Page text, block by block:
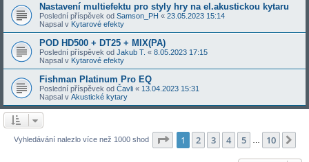
Nastavení multiefektu pro styly hry na el.akustickou kytaru
Poslední příspěvek od Samson_PH « 23.05.2023 15:14
Napsal v Kytarové efekty
POD HD500 + DT25 + MIX(PA)
Poslední příspěvek od Jakub T. « 8.05.2023 17:15
Napsal v Kytarové efekty
Fishman Platinum Pro EQ
Poslední příspěvek od Čavli « 13.04.2023 15:31
Napsal v Akustické kytary
Vyhledávání nalezlo více než 1000 shod Stránka z 10
1 2 3 4 5 10